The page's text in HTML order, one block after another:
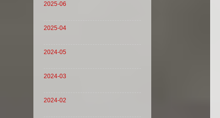
2025-06
2025-04
2024-05
2024-03
2024-02